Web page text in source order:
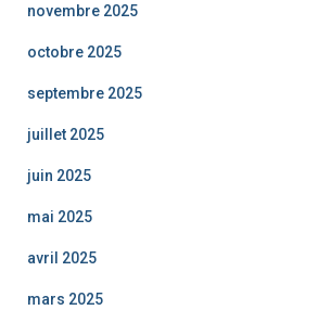
novembre 2025
octobre 2025
septembre 2025
juillet 2025
juin 2025
mai 2025
avril 2025
mars 2025